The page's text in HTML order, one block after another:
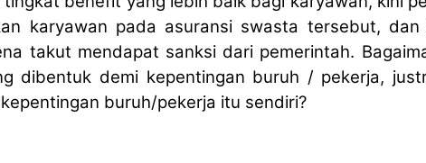
karyawan pada asuransi swasta tersebut, dan
takut mendapat sanksi dari pemerintah.
dibentuk demi kepentingan buruh / pekerja,
buruh/pekerja itu sendiri?